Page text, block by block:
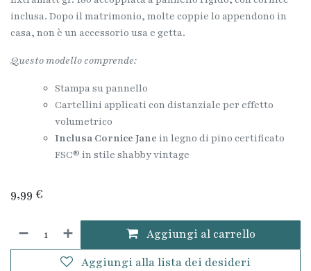
inclusa. Dopo il matrimonio, molte coppie lo appendono in
casa, non è un accessorio usa e getta.
Questo modello comprende:
Stampa su pannello
Cartellini applicati con distanziale per effetto
volumetrico
Inclusa Cornice Jane in legno di pino certificato
FSC® in stile shabby vintage
9,99 €
Aggiungi al carrello
Aggiungi alla lista dei desideri